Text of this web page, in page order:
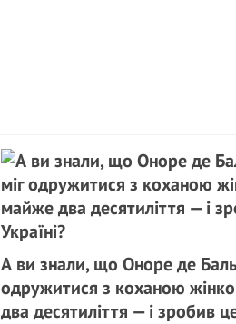
А ви знали, що Оноре де
одружитися з коханою
два десятиліття — і зробив